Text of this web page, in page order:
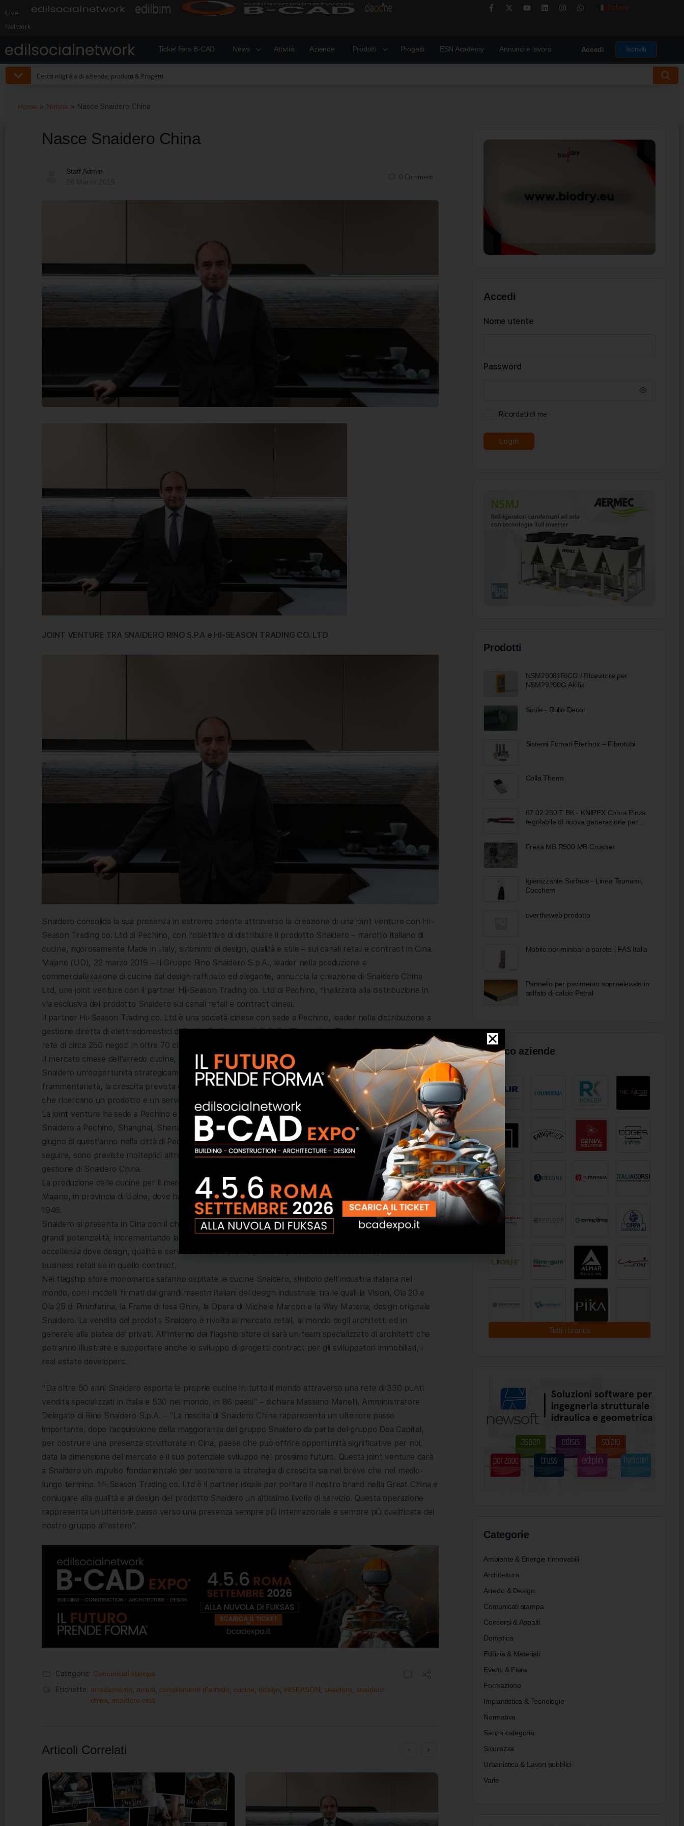
Live
Network
Italiano
Ticket fiera B-CAD News Attività Aziende Prodotti Progetti ESN Academy Annunci e lavoro Accedi Iscriviti
Home » Notizie » Nasce Snaidero China
Nasce Snaidero China
Staff Admin
0 Commenti
JOINT VENTURE TRA SNAIDERO RINO S.P.A e HI-SEASON TRADING CO. LTD
Snaidero consolida la sua presenza in estremo oriente attraverso la creazione di una joint venture con Hi-
Season Trading co. Ltd di Pechino, con l’obiettivo di distribuire il prodotto Snaidero – marchio italiano di
cucine, rigorosamente Made in Italy, sinonimo di design, qualità e stile – sui canali retail e contract in Cina.
Majano (UD), 22 marzo 2019 – Il Gruppo Rino Snaidero S.p.A., leader nella produzione e
commercializzazione di cucine dal design raffinato ed elegante, annuncia la creazione di Snaidero China
Ltd, una joint venture con il partner Hi-Season Trading co. Ltd di Pechino, finalizzata alla distribuzione in
via esclusiva del prodotto Snaidero sui canali retail e contract cinesi.
Il partner Hi-Season Trading co. Ltd è una società cinese con sede a Pechino, leader nella distribuzione a
gestione diretta di elettrodomestici di fascia alta importati da Italia, Germania e Francia, attraverso una
rete di circa 250 negozi in oltre 70 città della Cina.
Il mercato cinese dell’arredo cucine, sia nel segmento retail sia in quello contract, rappresenta per
Snaidero un’opportunità strategicamente rilevante, data la dimensione continentale del mercato e la sua
frammentarietà, la crescita prevista e la presenza di un ampio e crescente segmento di potenziali clienti
che ricercano un prodotto e un servizio di elevata qualità, vero punto di forza delle cucine Snaidero.
La joint venture ha sede a Pechino e ha come obiettivo iniziale quello di aprire 4 flagship store monomarca
Snaidero a Pechino, Shanghai, Shenzhen, Chengdu. La prima apertura è già stata pianificata per il mese di
giugno di quest’anno nella città di Pechino ed entro il 2019 ci saranno le inaugurazioni nelle altre tre città. A
seguire, sono previste molteplici altre aperture di negozi con partner locali o sub-dealers, sotto la diretta
gestione di Snaidero China.
La produzione delle cucine per il mercato cinese sarà concentrata integralmente nello stabilimento di
Majano, in provincia di Udine, dove ha sede lo stabilimento produttivo dell’azienda fin dalla sua nascita nel
1946.
Snaidero si presenta in Cina con il chiaro obiettivo di ampliare la propria rete commerciale in un Paese dalle
grandi potenzialità, incrementando la distribuzione del brand e posizionandosi su una fascia distintiva e di
eccellenza dove design, qualità e servizio sono un pre-requisito imprescindibile di successo, sia nel
business retail sia in quello contract.
Nei flagship store monomarca saranno ospitate le cucine Snaidero, simbolo dell’industria italiana nel
mondo, con i modelli firmati dai grandi maestri italiani del design industriale tra le quali la Vision, Ola 20 e
Ola 25 di Pininfarina, la Frame di Iosa Ghini, la Opera di Michele Marcon e la Way Materia, design originale
Snaidero. La vendita dei prodotti Snaidero è rivolta al mercato retail, al mondo degli architetti ed in
generale alla platea dei privati. All’interno dei flagship store ci sarà un team specializzato di architetti che
potranno illustrare e supportare anche lo sviluppo di progetti contract per gli sviluppatori immobiliari, i
real estate developers.
“Da oltre 50 anni Snaidero esporta le proprie cucine in tutto il mondo attraverso una rete di 330 punti
vendita specializzati in Italia e 530 nel mondo, in 86 paesi” – dichiara Massimo Manelli, Amministratore
Delegato di Rino Snaidero S.p.A. – “La nascita di Snaidero China rappresenta un ulteriore passo
importante, dopo l’acquisizione della maggioranza del gruppo Snaidero da parte del gruppo Dea Capital,
per costruire una presenza strutturata in Cina, paese che può offrire opportunità significative per noi,
data la dimensione del mercato e il suo potenziale sviluppo nel prossimo futuro. Questa joint venture darà
a Snaidero un impulso fondamentale per sostenere la strategia di crescita sia nel breve che nel medio-
lungo termine. Hi-Season Trading co. Ltd è il partner ideale per portare il nostro brand nella Great China e
coniugare alla qualità e al design del prodotto Snaidero un altissimo livello di servizio. Questa operazione
rappresenta un ulteriore passo verso una presenza sempre più internazionale e sempre più qualificata del
nostro gruppo all’estero”.
Categorie: Comunicati stampa
Etichette: arredamento arredi complementi d'arredo cucine design HISEASON snaidero
snaidero
china
snaidero cina
Articoli Correlati
Accedi
Nome utente
Password
Ricordati di me
Prodotti
NSM29081RICG / Ricevitore per
NSM29200G Akifix
Smile - Rullo Decor
Sistemi Fumari Eterinox – Fibrotubi
Colla Therm
87 02 250 T BK - KNIPEX Cobra Pinza
regolabile di nuova generazione per
Fresa MB R900 MB Crusher
Igienizzante Surface - Linea Tsunami,
Docchem
overtheweb prodotto
Mobile per minibar a parete - FAS Italia
Pannello per pavimento sopraelevato in
solfato di calcio Petral
Elenco aziende
Tutti i brands
Categorie
Ambiente & Energie rinnovabili
Architettura
Arredo & Design
Comunicati stampa
Concorsi & Appalti
Domotica
Edilizia & Materiali
Eventi & Fiere
Formazione
Impiantistica & Tecnologie
Normativa
Senza categoria
Sicurezza
Urbanistica & Lavori pubblici
Varie